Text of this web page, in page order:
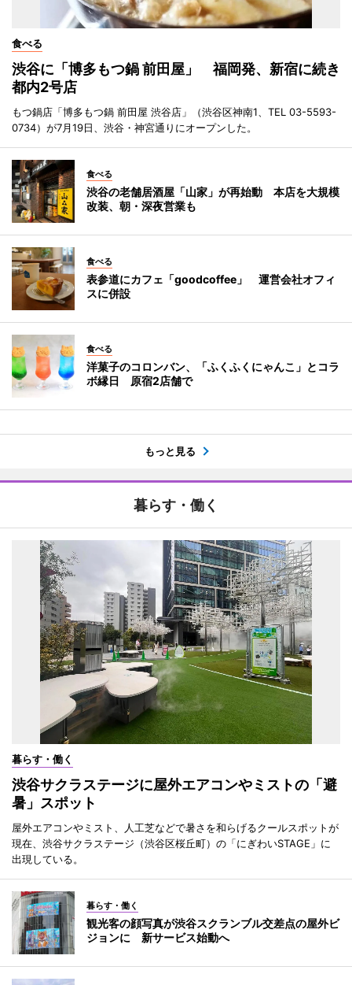
食べる
渋谷に「博多もつ鍋 前田屋」 福岡発、新宿に続き
都内2号店
もつ鍋店「博多もつ鍋 前田屋 渋谷店」（渋谷区神南1、TEL 03-5593-
0734）が7月19日、渋谷・神宮通りにオープンした。
食べる
渋谷の老舗居酒屋「山家」が再始動 本店を大規模
改装、朝・深夜営業も
食べる
表参道にカフェ「goodcoffee」 運営会社オフィ
スに併設
食べる
洋菓子のコロンバン、「ふくふくにゃんこ」とコラ
ボ縁日 原宿2店舗で
もっと見る
暮らす・働く
暮らす・働く
渋谷サクラステージに屋外エアコンやミストの「避
暑」スポット
屋外エアコンやミスト、人工芝などで暑さを和らげるクールスポットが
現在、渋谷サクラステージ（渋谷区桜丘町）の「にぎわいSTAGE」に
出現している。
暮らす・働く
観光客の顔写真が渋谷スクランブル交差点の屋外ビ
ジョンに 新サービス始動へ